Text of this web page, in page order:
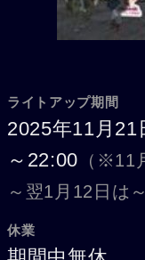
ライトアップ期間
2025年11月21
～22:00 （※11
～翌1月12日は
休業